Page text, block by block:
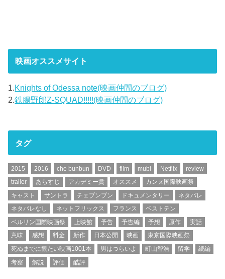
映画オススメサイト
1.Knights of Odessa note(映画仲間のブログ)
2.鉄腸野郎Z-SQUAD!!!!!(映画仲間のブログ)
タグ
2015 2016 che bunbun DVD film mubi Netflix
review
trailer
あらすじ アカデミー賞 オススメ
カンヌ国際映画祭
キャスト
サントラ チェブンブン ドキュメンタリー
ネタバレ
ネタバレなし
ネットフリックス フランス
ベストテン
ベルリン国際映画祭
上映館 予告 予告編 予想 原作
実話
意味
感想 料金 新作 日本公開 映画
東京国際映画祭
死ぬまでに観たい映画1001本
男はつらいよ 町山智浩 留学
続編
考察
解説 評価 酷評